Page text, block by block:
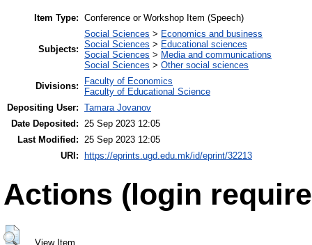
Item Type: Conference or Workshop Item (Speech)
Subjects:
Social Sciences > Economics and business
Social Sciences > Educational sciences
Social Sciences > Media and communications
Social Sciences > Other social sciences
Divisions:
Faculty of Economics
Faculty of Educational Science
Depositing User: Tamara Jovanov
Date Deposited:
25 Sep 2023 12:05
Last Modified:
25 Sep 2023 12:05
URI:
https://eprints.ugd.edu.mk/id/eprint/32213
Actions (login
View Item